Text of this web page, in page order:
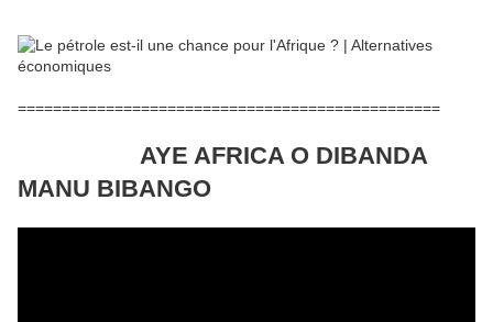
================================================
AYE AFRICA O DIBANDA
MANU BIBANGO